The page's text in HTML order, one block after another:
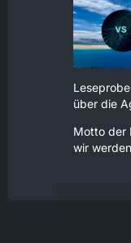
über die
Motto der
wir